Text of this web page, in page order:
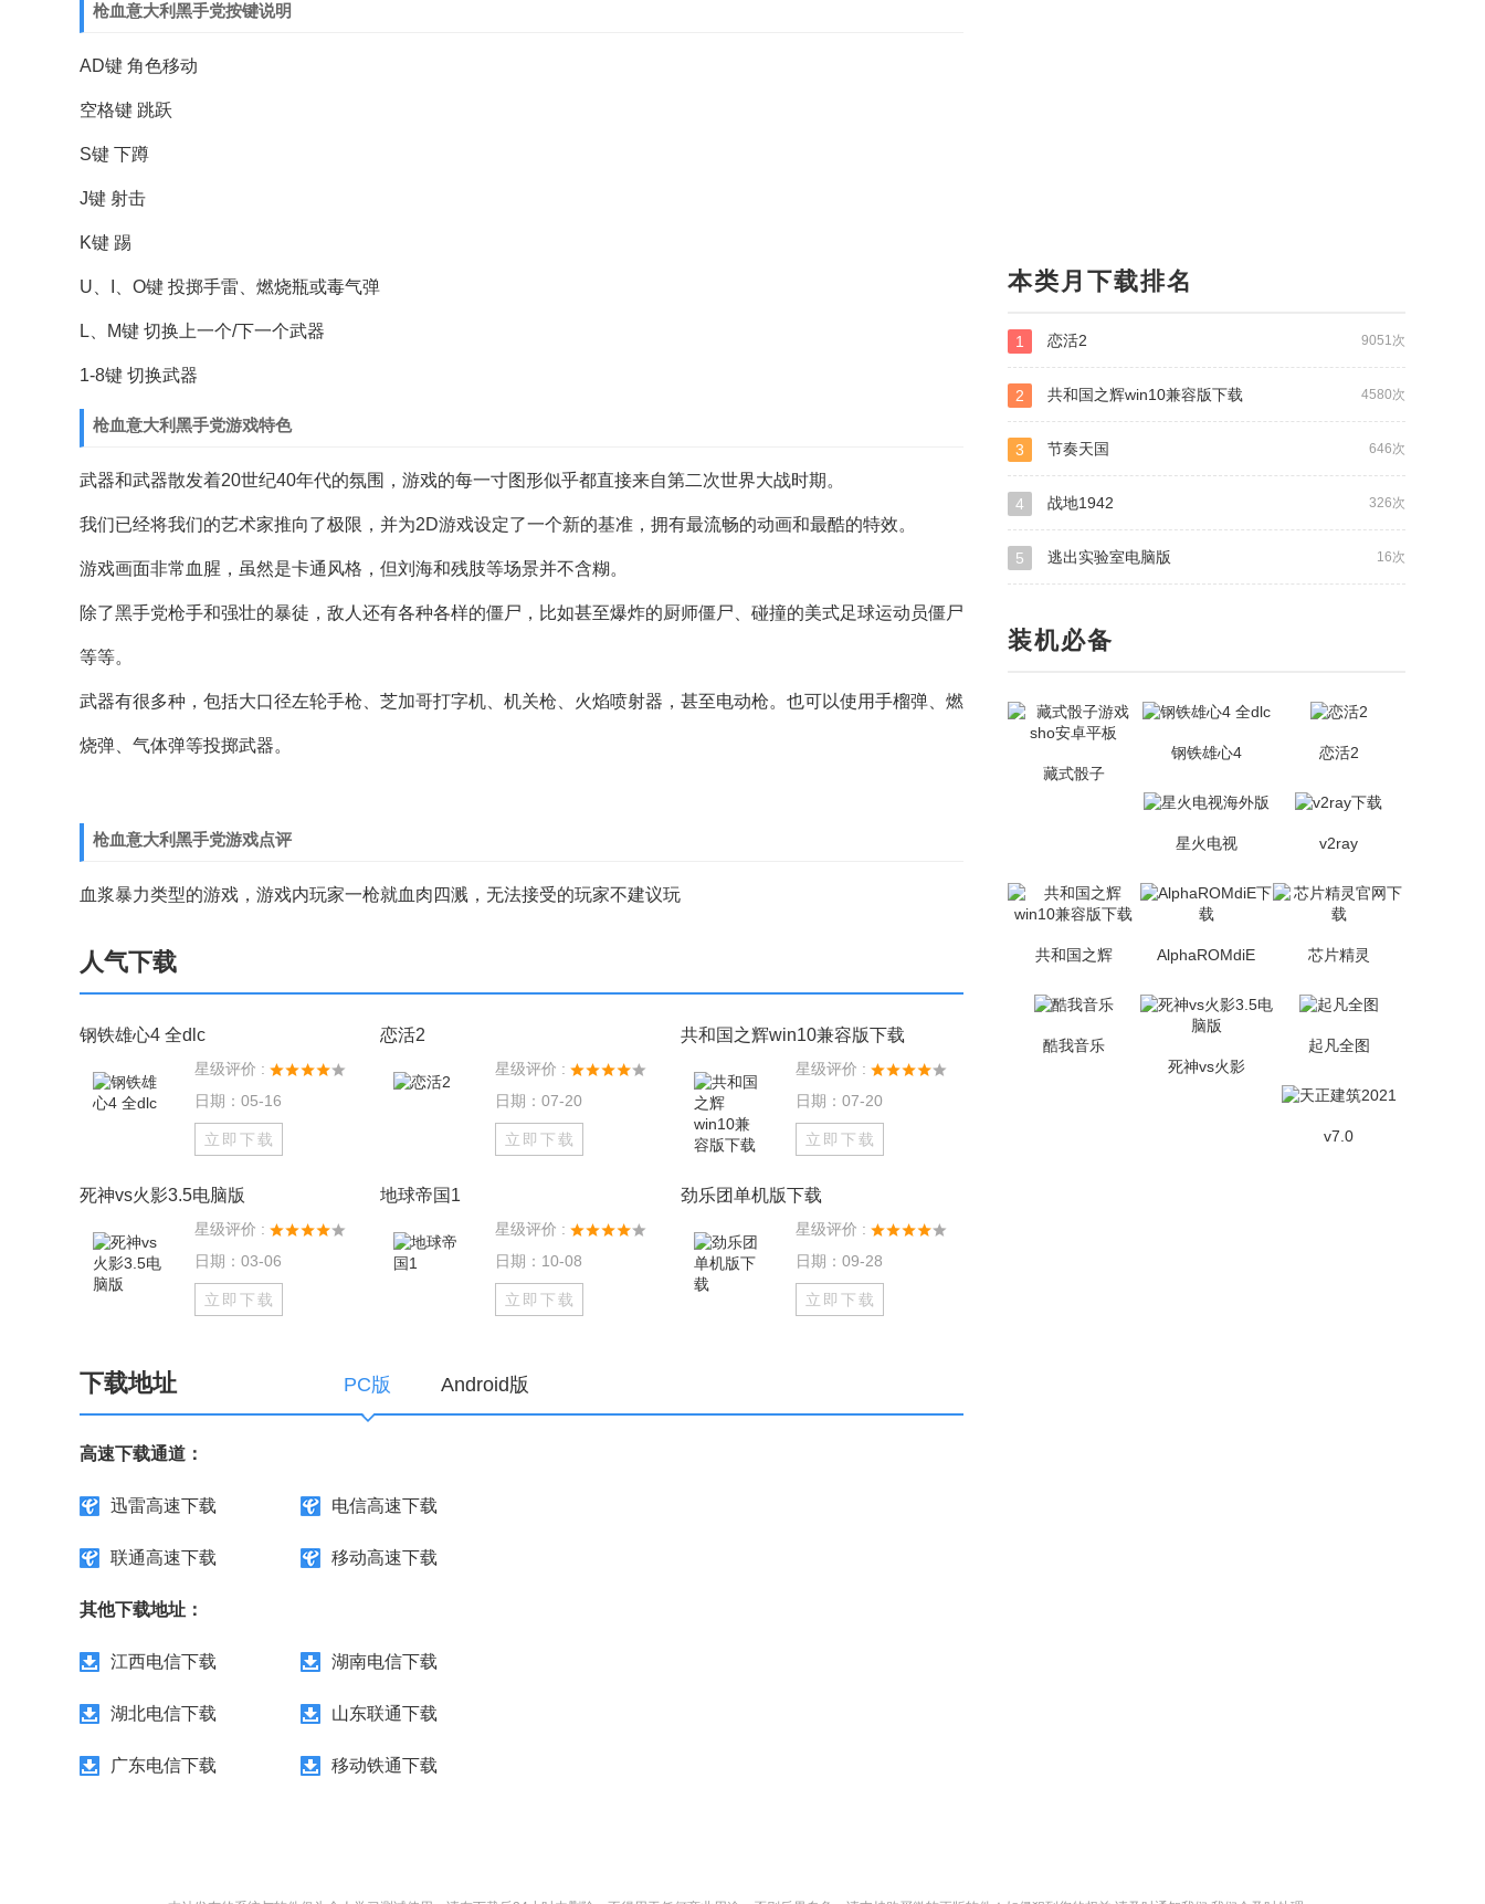
枪血意大利黑手党按键说明
AD键 角色移动
空格键 跳跃
S键 下蹲
J键 射击
K键 踢
U、I、O键 投掷手雷、燃烧瓶或毒气弹
L、M键 切换上一个/下一个武器
1-8键 切换武器
枪血意大利黑手党游戏特色
武器和武器散发着20世纪40年代的氛围，游戏的每一寸图形似乎都直接来自第二次世界大战时期。
我们已经将我们的艺术家推向了极限，并为2D游戏设定了一个新的基准，拥有最流畅的动画和最酷的特效。
游戏画面非常血腥，虽然是卡通风格，但刘海和残肢等场景并不含糊。
除了黑手党枪手和强壮的暴徒，敌人还有各种各样的僵尸，比如甚至爆炸的厨师僵尸、碰撞的美式足球运动员僵尸
等等。
武器有很多种，包括大口径左轮手枪、芝加哥打字机、机关枪、火焰喷射器，甚至电动枪。也可以使用手榴弹、燃
烧弹、气体弹等投掷武器。
枪血意大利黑手党游戏点评
血浆暴力类型的游戏，游戏内玩家一枪就血肉四溅，无法接受的玩家不建议玩
人气下载
钢铁雄心4 全dlc
星级评价 :
日期：05-16
立即下载
恋活2
星级评价 :
日期：07-20
立即下载
共和国之辉win10兼容版下载
星级评价 :
日期：07-20
立即下载
死神vs火影3.5电脑版
星级评价 :
日期：03-06
立即下载
地球帝国1
星级评价 :
日期：10-08
立即下载
劲乐团单机版下载
星级评价 :
日期：09-28
立即下载
下载地址 PC版 Android版
高速下载通道：
迅雷高速下载 电信高速下载
联通高速下载 移动高速下载
其他下载地址：
江西电信下载 湖南电信下载
湖北电信下载 山东联通下载
广东电信下载 移动铁通下载
本类月下载排名
9051次
1 恋活2
4580次
2 共和国之辉win10兼容版下载
646次
3 节奏天国
326次
4 战地1942
16次
5 逃出实验室电脑版
装机必备
藏式骰子
钢铁雄心4 恋活2
星火电视 v2ray
共和国之辉 AlphaROMdiE 芯片精灵
酷我音乐
死神vs火影
起凡全图
v7.0